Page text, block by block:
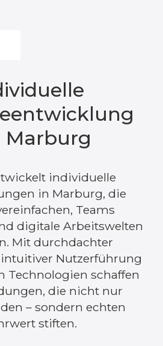
Marburg
individuelle
in Marburg, die
Teams
digitale Arbeitswelten
Mit durchdachter
Nutzerführung
Technologien schaffen
die nicht nur
– sondern echten
stiften.